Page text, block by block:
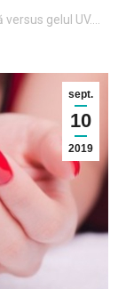
gelul UV.…
sept.
10
2019